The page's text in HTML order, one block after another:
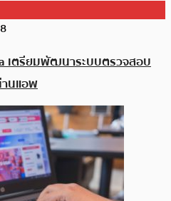
เตรียมพัฒนาระบบตรวจสอบ
นแอพ